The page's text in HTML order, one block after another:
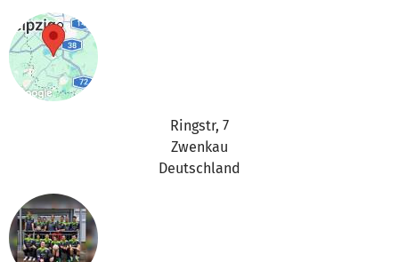
Ringstr, 7
Zwenkau
Deutschland